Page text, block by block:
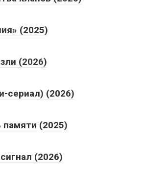
(2025)
(2026)
сериал) (2026)
памяти (2025)
(2026)